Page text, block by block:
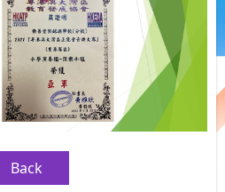
Back